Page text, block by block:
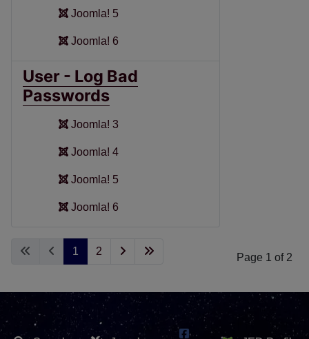
Joomla! 5
Joomla! 6
User - Log Bad
Passwords
Joomla! 3
Joomla! 4
Joomla! 5
Joomla! 6
Page 1 of 2
1 2